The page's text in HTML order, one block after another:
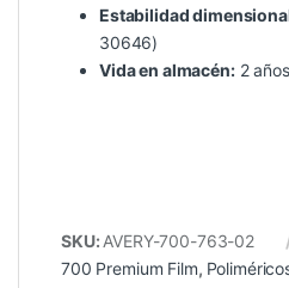
Estabilidad
30646)
Vida en almacén:2
SKU: AVERY-700-763-02
700 Premium Film,